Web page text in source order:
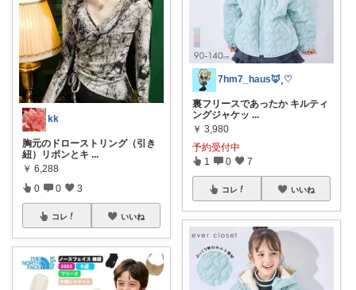
kk
胸元のドローストリング（引き
紐）リボンとキ ...
￥ 6,288
0 0 3
コレ いいね
7hm7_haus‪🦊⸒♡
裏フリースであったか キルティ
ングジャケッ ...
￥ 3,980
予約受付中
1 0 7
コレ いいね